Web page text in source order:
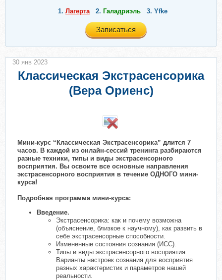
1. Лагерта 2. Галадриэль 3. Yfke
Записаться
Классическая Экстрасенсорика
(Вера Ориенс)
Мини-курс “Классическая Экстрасенсорика” длится 7
часов. В каждой из онлайн-сессий тренинга разбираются
разные техники, типы и виды экстрасенсорного
восприятия. Вы освоите все основные направления
экстрасенсорного восприятия в течение ОДНОГО мини-
курса!
Подробная программа мини-курса:
Введение.
Экстрасенсорика: как и почему возможна
(объяснение, близкое к научному), как развить в
себе экстрасенсорные способности.
Измененные состояния сознания (ИСС).
Типы и виды экстрасенсорного восприятия.
Варианты настроек сознания для восприятия
разных характеристик и параметров нашей
реальности.
30 янв 2023